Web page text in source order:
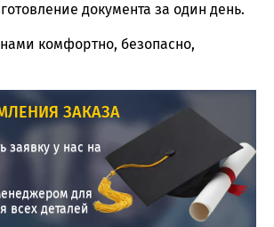
документа за один день.
комфортно, безопасно,
ЗАКАЗА
заявку у нас на
для
всех деталей